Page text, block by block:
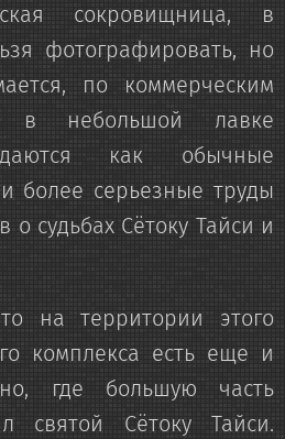
сокровищница, в
фотографировать, но
по коммерческим
в небольшой лавке
как обычные
более серьезные труды
о судьбах Сётоку Тайси и
на территории этого
комплекса есть еще и
где большую часть
святой Сётоку Тайси.